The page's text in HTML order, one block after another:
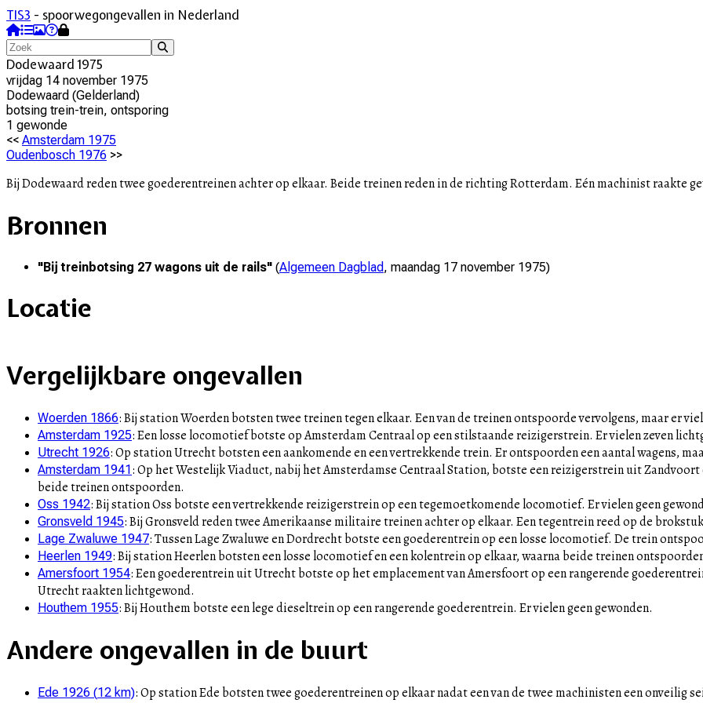
TIS3 - spoorwegongevallen in Nederland
Dodewaard 1975
vrijdag 14 november 1975
Dodewaard (Gelderland)
botsing trein-trein, ontsporing
1 gewonde
<< Amsterdam 1975
Oudenbosch 1976 >>
Bij Dodewaard reden twee goederentreinen achter op elkaar. Beide treinen reden in de richting Rotterdam. Eén machinist raakte
Bronnen
"Bij treinbotsing 27 wagons uit de rails" (Algemeen Dagblad, maandag 17 november 1975)
Locatie
–
Vergelijkbare ongevallen
Woerden 1866:Bij station Woerden botsten twee treinen tegen elkaar. Een van de treinen ontspoorde vervolgens, maar er
Amsterdam 1925:Een losse locomotief botste op Amsterdam Centraal op een stilstaande reizigerstrein. Er vielen zeven
Utrecht 1926:Op station Utrecht botsten een aankomende en een vertrekkende trein. Er ontspoorden een aantal wagens,
Amsterdam 1941:Op het Westelijk Viaduct, nabij het Amsterdamse Centraal Station, botste een reizigerstrein uit
beide treinen ontspoorden.
Oss 1942:Bij station Oss botste een vertrekkende reizigerstrein op een tegemoetkomende locomotief. Er vielen geen
Gronsveld 1945:Bij Gronsveld reden twee Amerikaanse militaire treinen achter op elkaar. Een tegentrein reed op de
Lage Zwaluwe 1947:Tussen Lage Zwaluwe en Dordrecht botste een goederentrein op een losse locomotief. De trein
Heerlen 1949:Bij station Heerlen botsten een losse locomotief en een kolentrein op elkaar, waarna beide treinen
Amersfoort 1954:Een goederentrein uit Utrecht botste op het emplacement van Amersfoort op een rangerende
Utrecht raakten lichtgewond.
Houthem 1955:Bij Houthem botste een lege dieseltrein op een rangerende goederentrein. Er vielen geen gewonden.
Andere ongevallen in de buurt
Ede 1926 (12 km):Op station Ede botsten twee goederentreinen op elkaar nadat een van de twee machinisten een onveilig